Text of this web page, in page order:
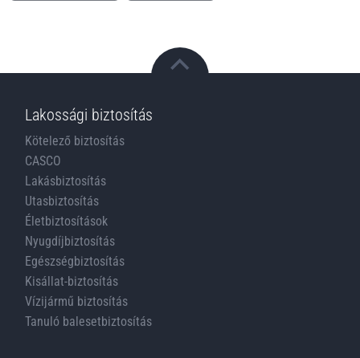
Lakossági biztosítás
Kötelező biztosítás
CASCO
Lakásbiztosítás
Utasbiztosítás
Életbiztosítások
Nyugdíjbiztosítás
Egészségbiztosítás
Kisállat-biztosítás
Vízijármű biztosítás
Tanuló balesetbiztosítás